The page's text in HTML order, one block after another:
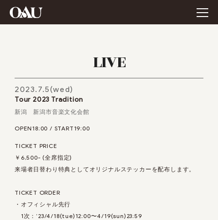
LIVE
2023.7.5(wed)
Tour 2023 Tradition
新潟 新潟市音楽文化会館
OPEN18:00 / START19:00
TICKET PRICE
￥6,500- (全席指定)
来場者日替わり特典としてオリジナルステッカーを配布します。
TICKET ORDER
・オフィシャル先行
1次：’23/4/18(tue)12:00〜4/19(sun)23:59